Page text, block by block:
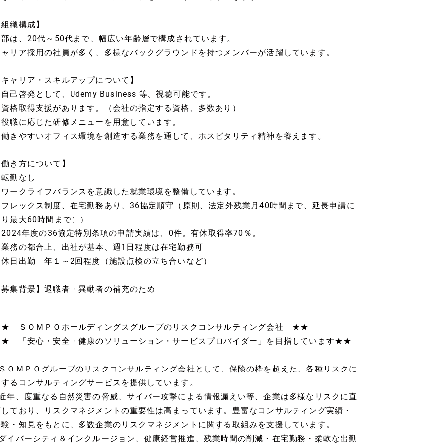
織構成】
は、20代～50代まで、幅広い年齢層で構成されています。
リア採用の社員が多く、多様なバックグラウンドを持つメンバーが活躍しています。
ャリア・スキルアップについて】
己啓発として、Udemy Business 等、視聴可能です。
格取得支援があります。（会社の指定する資格、多数あり）
職に応じた研修メニューを用意しています。
きやすいオフィス環境を創造する業務を通して、ホスピタリティ精神を養えます。
き方について】
勤なし
ークライフバランスを意識した就業環境を整備しています。
レックス制度、在宅勤務あり、36協定順守（原則、法定外残業月40時間まで、延長申請に
最大60時間まで））
年度の36協定特別条項の申請実績は、0件。有休取得率70％。
務の都合上、出社が基本、週1日程度は在宅勤務可
休日出勤 年１～2回程度（施設点検の立ち合いなど）
集背景】退職者・異動者の補充のため
ＳＯＭＰＯホールディングスグループのリスクコンサルティング会社 ★★
「安心・安全・健康のソリューション・サービスプロバイダー」を目指しています★★
ＯＭＰＯグループのリスクコンサルティング会社として、保険の枠を超えた、各種リスクに
るコンサルティングサービスを提供しています。
年、度重なる自然災害の脅威、サイバー攻撃による情報漏えい等、企業は多様なリスクに直
ており、リスクマネジメントの重要性は高まっています。豊富なコンサルティング実績・
・知見をもとに、多数企業のリスクマネジメントに関する取組みを支援しています。
イバーシティ＆インクルージョン、健康経営推進、残業時間の削減・在宅勤務・柔軟な出勤